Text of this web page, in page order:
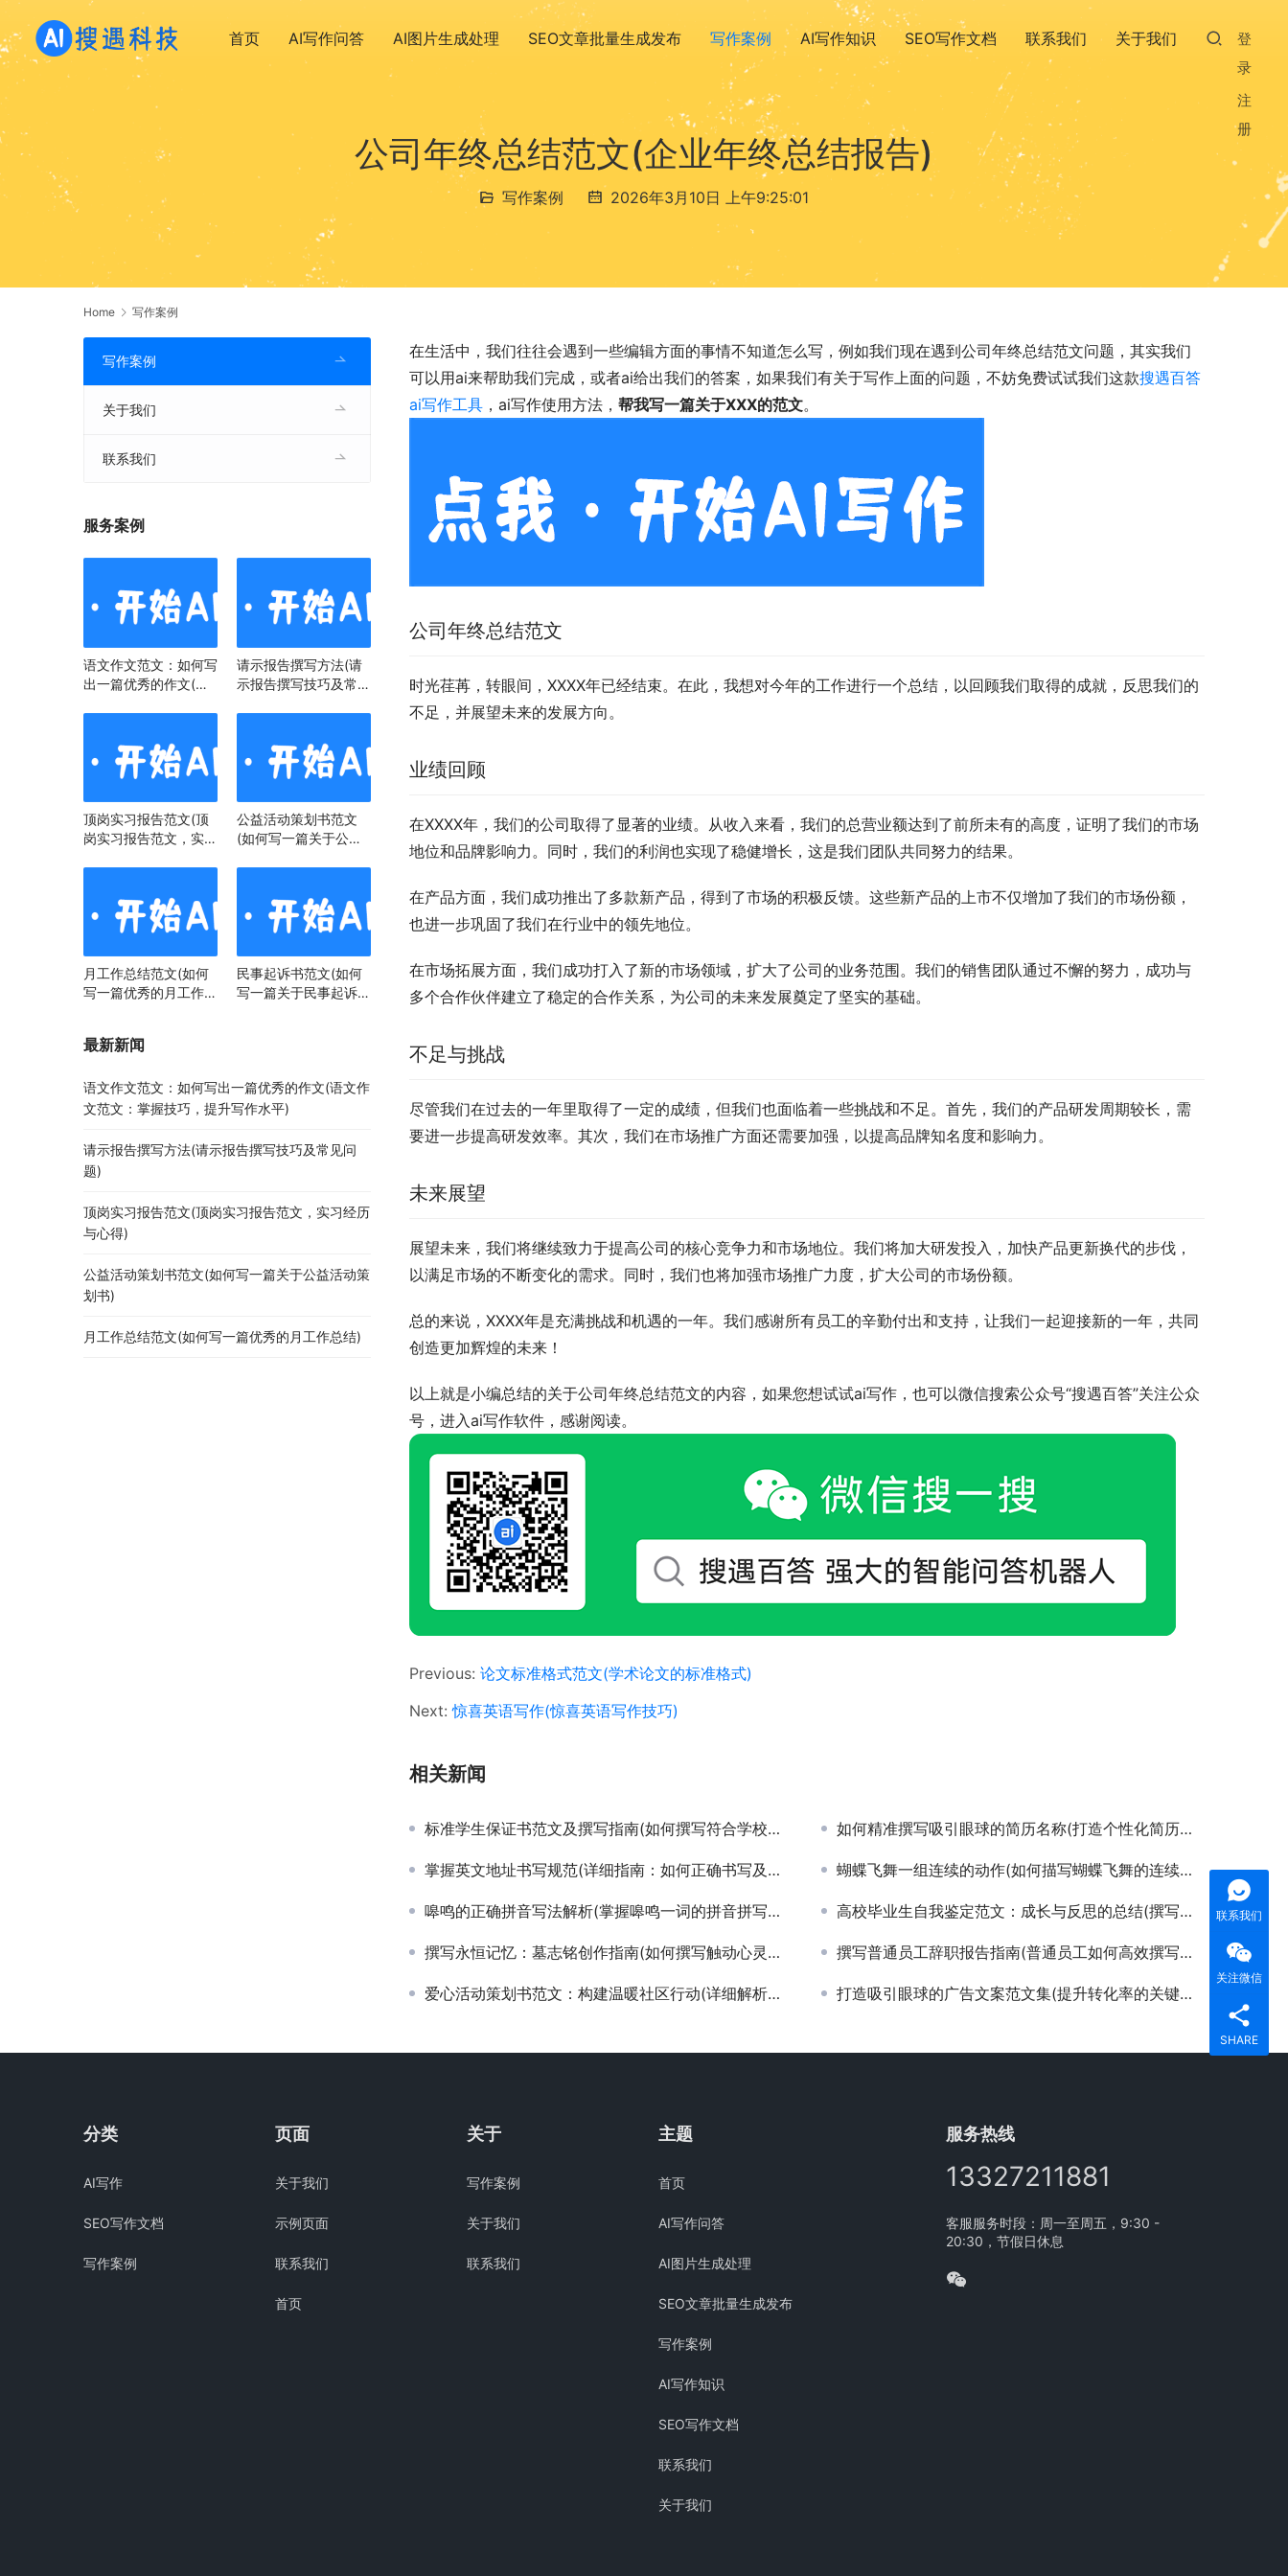
首页 AI写作问答 AI图片生成处理 SEO文章批量生成发布 写作案例 AI写作知识 SEO写作文档 联系我们 关于我们
登
录
注
册
公司年终总结范文(企业年终总结报告)
写作案例 2026年3月10日 上午9:25:01
Home 写作案例
在生活中，我们往往会遇到一些编辑方面的事情不知道怎么写，例如我们现在遇到公司年终总结范文问题，其实我们
可以用ai来帮助我们完成，或者ai给出我们的答案，如果我们有关于写作上面的问题，不妨免费试试我们这款搜遇百答
ai写作工具 ，ai写作使用方法， 帮我写一篇关于XXX的范文。
公司年终总结范文
时光荏苒，转眼间，XXXX年已经结束。在此，我想对今年的工作进行一个总结，以回顾我们取得的成就，反思我们的
不足，并展望未来的发展方向。
业绩回顾
在XXXX年，我们的公司取得了显著的业绩。从收入来看，我们的总营业额达到了前所未有的高度，证明了我们的市场
地位和品牌影响力。同时，我们的利润也实现了稳健增长，这是我们团队共同努力的结果。
在产品方面，我们成功推出了多款新产品，得到了市场的积极反馈。这些新产品的上市不仅增加了我们的市场份额，
也进一步巩固了我们在行业中的领先地位。
在市场拓展方面，我们成功打入了新的市场领域，扩大了公司的业务范围。我们的销售团队通过不懈的努力，成功与
多个合作伙伴建立了稳定的合作关系，为公司的未来发展奠定了坚实的基础。
不足与挑战
尽管我们在过去的一年里取得了一定的成绩，但我们也面临着一些挑战和不足。首先，我们的产品研发周期较长，需
要进一步提高研发效率。其次，我们在市场推广方面还需要加强，以提高品牌知名度和影响力。
未来展望
展望未来，我们将继续致力于提高公司的核心竞争力和市场地位。我们将加大研发投入，加快产品更新换代的步伐，
以满足市场的不断变化的需求。同时，我们也将加强市场推广力度，扩大公司的市场份额。
总的来说，XXXX年是充满挑战和机遇的一年。我们感谢所有员工的辛勤付出和支持，让我们一起迎接新的一年，共同
创造更加辉煌的未来！
以上就是小编总结的关于公司年终总结范文的内容，如果您想试试ai写作，也可以微信搜索公众号“搜遇百答”关注公众
号，进入ai写作软件，感谢阅读。
Previous: 论文标准格式范文(学术论文的标准格式)
Next:惊喜英语写作(惊喜英语写作技巧)
相关新闻
标准学生保证书范文及撰写指南(如何撰写符合学校要求的学生行为规范保证书) 如何精准撰写吸引眼球的简历名称(打造个性化简历名称，提升求职竞争力)
掌握英文地址书写规范(详细指南：如何正确书写及格式化国际英文地址) 蝴蝶飞舞一组连续的动作(如何描写蝴蝶飞舞的连续动作)
嗥鸣的正确拼音写法解析(掌握嗥鸣一词的拼音拼写与发音技巧) 高校毕业生自我鉴定范文：成长与反思的总结(撰写高质量高校毕业生自我鉴定，展现个人成长轨迹)
撰写永恒记忆：墓志铭创作指南(如何撰写触动心灵的墓志铭以纪念逝者) 撰写普通员工辞职报告指南(普通员工如何高效撰写辞职报告与离职流程)
爱心活动策划书范文：构建温暖社区行动(详细解析爱心活动策划书的撰写技巧与社区温暖构建策略) 打造吸引眼球的广告文案范文集(提升转化率的关键广告文案策略与示例)
写作案例
关于我们
联系我们
服务案例
语文作文范文：如何写
出一篇优秀的作文(语
请示报告撰写方法(请
示报告撰写技巧及常见
顶岗实习报告范文(顶
岗实习报告范文，实习
公益活动策划书范文
(如何写一篇关于公益
月工作总结范文(如何
写一篇优秀的月工作总
民事起诉书范文(如何
写一篇关于民事起诉书
最新新闻
语文作文范文：如何写出一篇优秀的作文(语文作
文范文：掌握技巧，提升写作水平)
请示报告撰写方法(请示报告撰写技巧及常见问
题)
顶岗实习报告范文(顶岗实习报告范文，实习经历
与心得)
公益活动策划书范文(如何写一篇关于公益活动策
划书)
月工作总结范文(如何写一篇优秀的月工作总结)
分类
AI写作
SEO写作文档
写作案例
页面
关于我们
示例页面
联系我们
首页
关于
写作案例
关于我们
联系我们
主题
首页
AI写作问答
AI图片生成处理
SEO文章批量生成发布
写作案例
AI写作知识
SEO写作文档
联系我们
关于我们
服务热线
13327211881
客服服务时段：周一至周五，9:30 -
20:30，节假日休息
联系我们
关注微信
SHARE